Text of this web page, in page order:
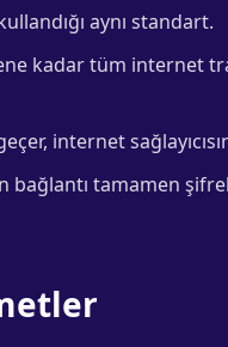
aynı standart.
kadar tüm internet
internet
bağlantı tamamen